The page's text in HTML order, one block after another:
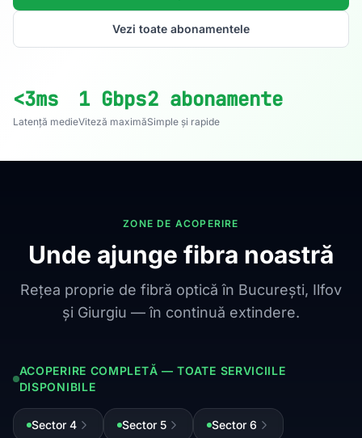
Vezi toate abonamentele
<3ms
Latență medie
1 Gbps
Viteză maximă
2 abonamente
Simple și rapide
ZONE DE ACOPERIRE
Unde ajunge fibra noastră
Rețea proprie de fibră optică în București, Ilfov
și Giurgiu — în continuă extindere.
ACOPERIRE COMPLETĂ — TOATE SERVICIILE
DISPONIBILE
Sector 4 Sector 5 Sector 6